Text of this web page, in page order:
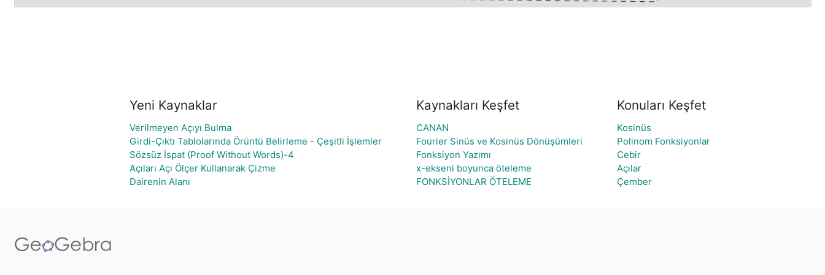
Yeni Kaynaklar
Verilmeyen Açıyı Bulma
Girdi-Çıktı Tablolarında Örüntü Belirleme - Çeşitli İşlemler
Sözsüz İspat (Proof Without Words)-4
Açıları Açı Ölçer Kullanarak Çizme
Dairenin Alanı
Kaynakları Keşfet
CANAN
Fourier Sinüs ve Kosinüs Dönüşümleri
Fonksiyon Yazımı
x-ekseni boyunca öteleme
FONKSİYONLAR ÖTELEME
Konuları Keşfet
Kosinüs
Polinom Fonksiyonlar
Cebir
Açılar
Çember